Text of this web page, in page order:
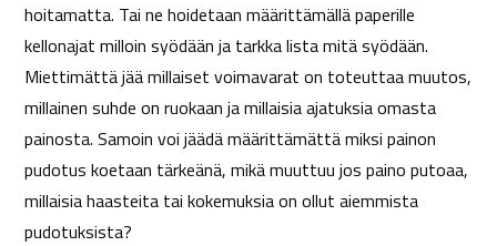
hoitamatta. Tai ne hoidetaan määrittämällä paperille
kellonajat milloin syödään ja tarkka lista mitä syödään.
Miettimättä jää millaiset voimavarat on toteuttaa muutos,
millainen suhde on ruokaan ja millaisia ajatuksia omasta
painosta. Samoin voi jäädä määrittämättä miksi painon
pudotus koetaan tärkeänä, mikä muuttuu jos paino putoaa,
millaisia haasteita tai kokemuksia on ollut aiemmista
pudotuksista?